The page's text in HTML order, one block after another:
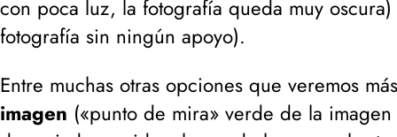
con poca luz, la fotografía queda muy oscura
fotografía sin ningún apoyo).
Entre muchas otras opciones que veremos
imagen («punto de mira» verde de la